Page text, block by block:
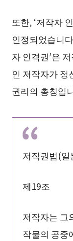
또한, ‘저작자
인정되었습니
자 인격권’은
인 저작자가 정
권리의 총칭입
저작권법(일
제19조
저작자는 그
작물의 공중